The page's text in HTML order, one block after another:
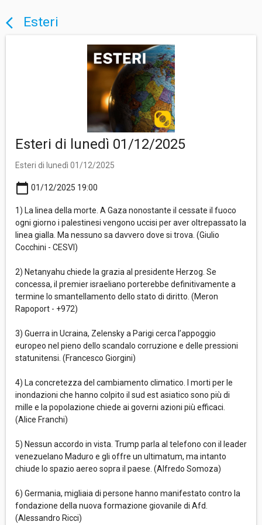
arrow_back_ios Esteri
Esteri di lunedì 01/12/2025
Esteri di lunedì 01/12/2025
calendar_today 01/12/2025 19:00
1) La linea della morte. A Gaza nonostante il cessate il fuoco
ogni giorno i palestinesi vengono uccisi per aver oltrepassato la
linea gialla. Ma nessuno sa davvero dove si trova. (Giulio
Cocchini - CESVI)
2) Netanyahu chiede la grazia al presidente Herzog. Se
concessa, il premier israeliano porterebbe definitivamente a
termine lo smantellamento dello stato di diritto. (Meron
Rapoport - +972)
3) Guerra in Ucraina, Zelensky a Parigi cerca l’appoggio
europeo nel pieno dello scandalo corruzione e delle pressioni
statunitensi. (Francesco Giorgini)
4) La concretezza del cambiamento climatico. I morti per le
inondazioni che hanno colpito il sud est asiatico sono più di
mille e la popolazione chiede ai governi azioni più efficaci.
(Alice Franchi)
5) Nessun accordo in vista. Trump parla al telefono con il leader
venezuelano Maduro e gli offre un ultimatum, ma intanto
chiude lo spazio aereo sopra il paese. (Alfredo Somoza)
6) Germania, migliaia di persone hanno manifestato contro la
fondazione della nuova formazione giovanile di Afd.
(Alessandro Ricci)